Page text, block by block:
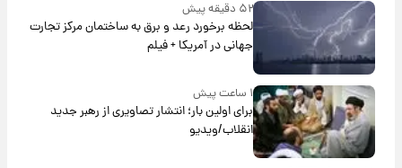
۵۲ دقیقه پیش
لحظه برخورد رعد و برق به ساختمان مرکز تجارت
جهانی در آمریکا + فیلم
۱ ساعت پیش
برای اولین بار؛ انتشار تصاویری از رهبر جدید
انقلاب/ویدیو